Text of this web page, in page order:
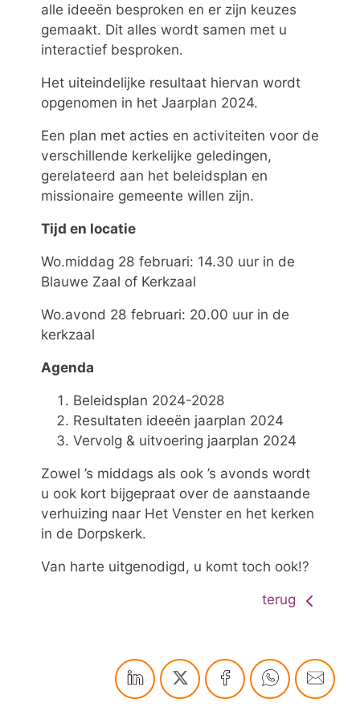
alle ideeën besproken en er zijn keuzes
gemaakt. Dit alles wordt samen met u
interactief besproken.
Het uiteindelijke resultaat hiervan wordt
opgenomen in het Jaarplan 2024.
Een plan met acties en activiteiten voor de
verschillende kerkelijke geledingen,
gerelateerd aan het beleidsplan en
missionaire gemeente willen zijn.
Tijd en locatie
Wo.middag 28 februari: 14.30 uur in de
Blauwe Zaal of Kerkzaal
Wo.avond 28 februari: 20.00 uur in de
kerkzaal
Agenda
Beleidsplan 2024-2028
Resultaten ideeën jaarplan 2024
Vervolg & uitvoering jaarplan 2024
Zowel ’s middags als ook ’s avonds wordt
u ook kort bijgepraat over de aanstaande
verhuizing naar Het Venster en het kerken
in de Dorpskerk.
Van harte uitgenodigd, u komt toch ook!?
terug